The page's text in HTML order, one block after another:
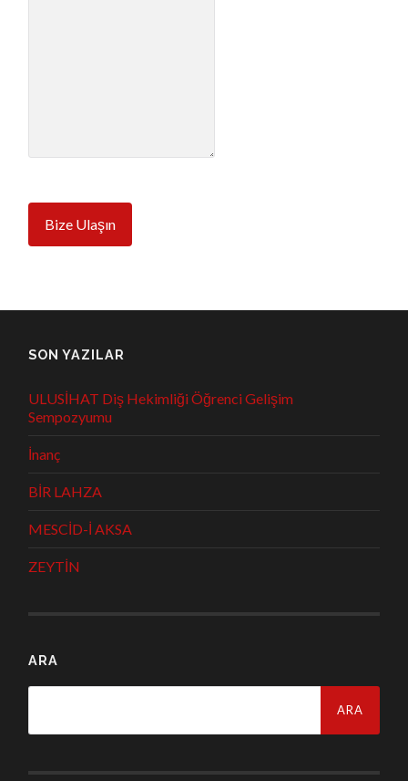
Bize Ulaşın
SON YAZILAR
ULUSİHAT Diş Hekimliği Öğrenci Gelişim
Sempozyumu
İnanç
BİR LAHZA
MESCİD-İ AKSA
ZEYTİN
ARA